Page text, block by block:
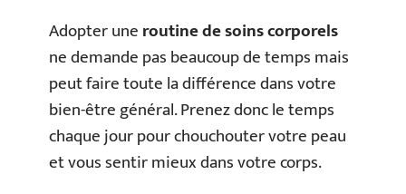
Adopter uneroutine de soins corporels
ne demande pas beaucoup de temps mais
peut faire toute la différence dans votre
bien-être général. Prenez donc le temps
chaque jour pour chouchouter votre peau
et vous sentir mieux dans votre corps.